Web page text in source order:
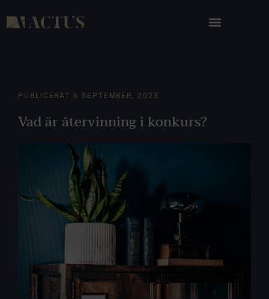
PUBLICERAT 6 SEPTEMBER, 2023
Vad är återvinning i konkurs?